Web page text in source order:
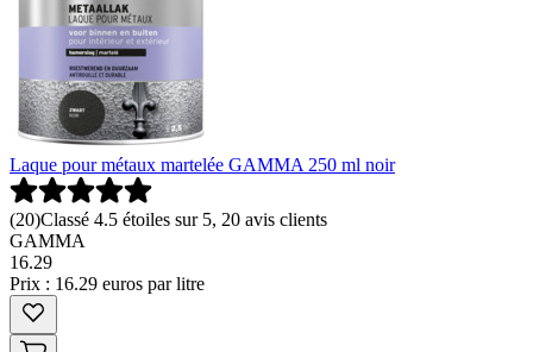
Laque pour métaux martelée GAMMA 250 ml noir
(20)Classé 4.5 étoiles sur 5, 20 avis clients
GAMMA
16.29
Prix : 16.29 euros par litre